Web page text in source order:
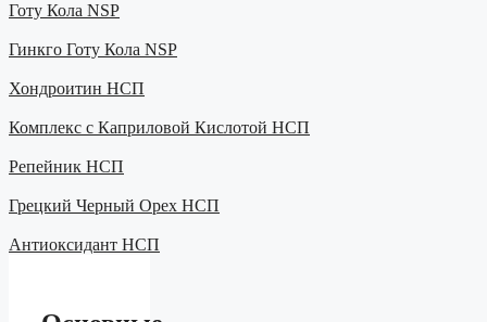
Готу Кола NSP
Гинкго Готу Кола NSP
Хондроитин НСП
Комплекс с Каприловой Кислотой НСП
Репейник НСП
Грецкий Черный Орех НСП
Антиоксидант НСП